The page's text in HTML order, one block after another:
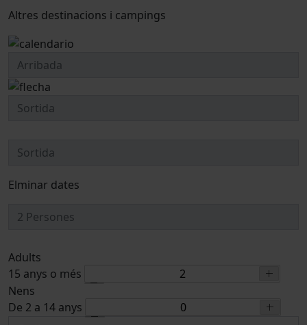
Altres destinacions i campings
Elminar dates
Adults
15 anys o més
Nens
De 2 a 14 anys